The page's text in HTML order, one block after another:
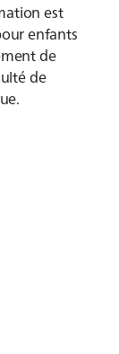
est
enfants
de
de